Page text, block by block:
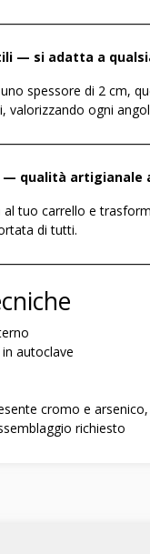
— si adatta a
spessore di 2 cm,
valorizzando ogni
— qualità artigianale
tuo carrello e
di tutti.
autoclave
cromo e
richiesto